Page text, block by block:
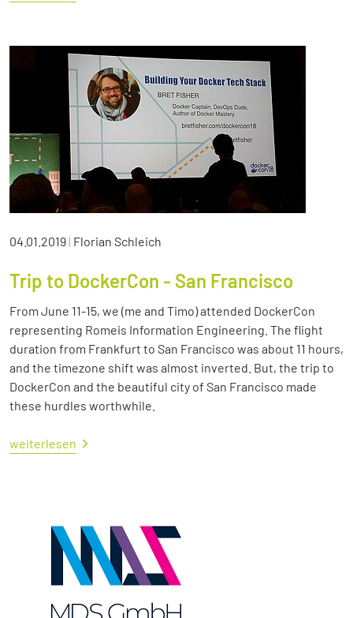
04.01.2019| Florian Schleich
Trip to DockerCon - San Francisco
From June 11-15, we (me and Timo) attended DockerCon
representing Romeis Information Engineering. The flight
duration from Frankfurt to San Francisco was about 11 hours,
and the timezone shift was almost inverted. But, the trip to
DockerCon and the beautiful city of San Francisco made
these hurdles worthwhile.
weiterlesen